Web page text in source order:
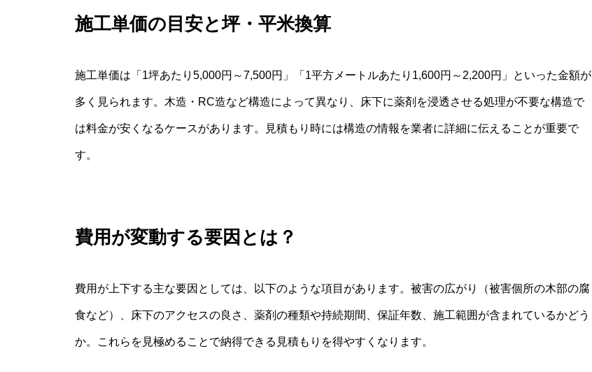
施工単価の目安と坪・平米換算
施工単価は「1坪あたり5,000円～7,500円」「1平方メートルあたり1,600円～2,200円」といった金額が
多く見られます。木造・RC造など構造によって異なり、床下に薬剤を浸透させる処理が不要な構造で
は料金が安くなるケースがあります。見積もり時には構造の情報を業者に詳細に伝えることが重要で
す。
費用が変動する要因とは？
費用が上下する主な要因としては、以下のような項目があります。被害の広がり（被害個所の木部の腐
食など）、床下のアクセスの良さ、薬剤の種類や持続期間、保証年数、施工範囲が含まれているかどう
か。これらを見極めることで納得できる見積もりを得やすくなります。